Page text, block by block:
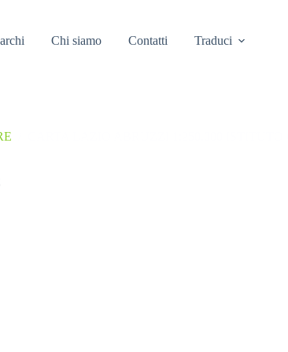
Chi siamo Contatti Traduci